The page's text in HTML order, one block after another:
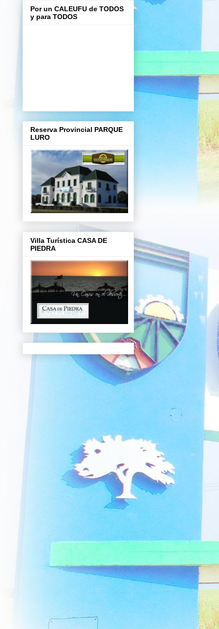
Por un CALEUFU de TODOS
y para TODOS
Reserva Provincial PARQUE
LURO
Villa Turística CASA DE
PIEDRA